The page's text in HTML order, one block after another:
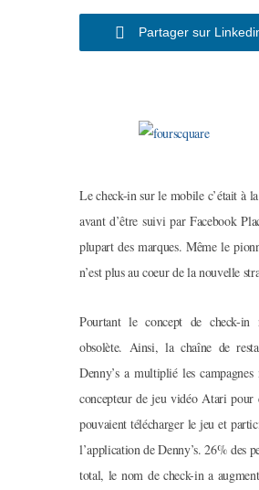
Partager sur
Le check-in sur le mobile c’était à
avant d’être suivi par Facebook
plupart des marques. Même le
n’est plus au coeur de la nouvelle
Pourtant le concept de check-in
obsolète. Ainsi, la chaîne de
Denny’s a multiplié les
concepteur de jeu vidéo Atari pour
pouvaient télécharger le jeu et
l’application de Denny’s. 26% des
total, le nom de check-in a